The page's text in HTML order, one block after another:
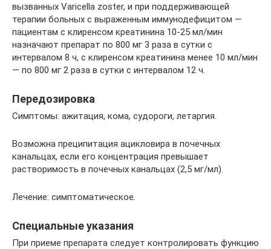
вызванных Varicella zoster, и при поддерживающей
терапии больных с выраженным иммунодефицитом —
пациентам с клиренсом креатинина 10-25 мл/мин
назначают препарат по 800 мг 3 раза в сутки с
интервалом 8 ч, с клиренсом креатинина менее 10 мл/мин
— по 800 мг 2 раза в сутки с интервалом 12 ч.
Передозировка
Симптомы: ажитация, кома, судороги, летаргия.
Возможна преципитация ацикловира в почечных
канальцах, если его концентрация превышает
растворимость в почечных канальцах (2,5 мг/мл).
Лечение: симптоматическое.
Специальные указания
При приеме препарата следует контролировать функцию